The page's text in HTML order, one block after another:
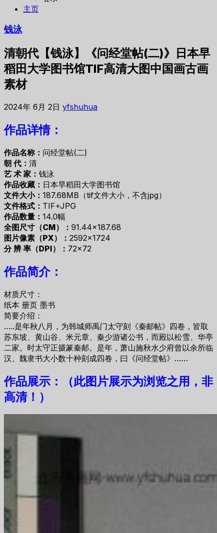
主页
钱泳
清朝代【钱泳】《问经堂帖(二)》日本早
稻田大学图书馆TIF高清大图中国画古画
素材
2024年 6月 2日 yfshuhua
作品详情：
作品名称： 问经堂帖(二)
朝 代： 清
艺 术 家： 钱泳
作品收藏： 日本早稻田大学图书馆
文件大小： 187.68MB（tif文件大小，不含jpg）
文件格式： TIF+JPG
作品数量： 14.0幅
全图尺寸（CM）： 91.44×187.68
图片像素（PX）： 2592×1724
分 辨 率（DPI）： 72×72
作品简介：
材质尺寸：
纸本 册页 墨书
简要介绍：
…..是年秋八月，为韩城师禹门太守刻《秦邮帖》四卷，皆取
苏东坡、黄山谷、米元章、秦少游诸公书，而殿以松雪、华亭
二家。时太守正摄篆秦邮。是年，萧山施秋水少府曾以余所临
汉、魏隶书大小数十种刻成四卷，曰《问经堂帖》……
作品展示：（此图片展示为浏览之用，非
高清！）